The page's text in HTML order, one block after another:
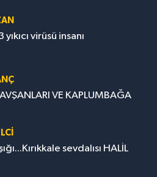
yıkıcı virüsü insanı
VE KAPLUMBAĞA
sevdalısı HALİL